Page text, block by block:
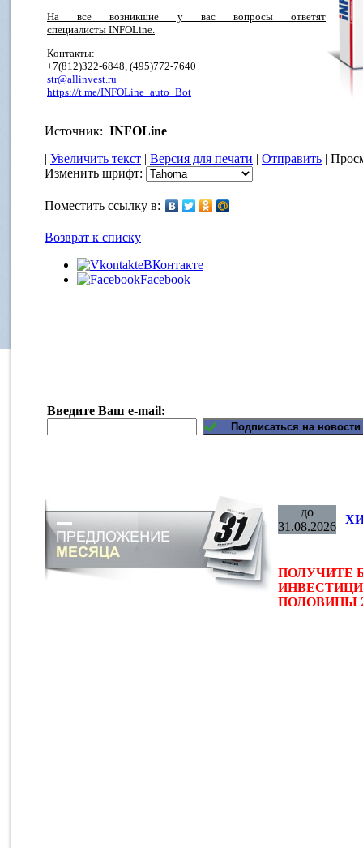
На все возникшие у вас вопросы ответят
специалисты INFOLine.
Контакты:
+7(812)322-6848, (495)772-7640
str@allinvest.ru
https://t.me/INFOLine_auto_Bot
Источник: INFOLine
| Увеличить текст | Версия для печати | Отправить |
Изменить шрифт:
Поместить ссылку в:
Возврат к списку
ВКонтакте
Facebook
Введите Ваш e-mail:
до
31.08.2026
ПОЛУЧИТЕ
ПОЛОВИНЫ